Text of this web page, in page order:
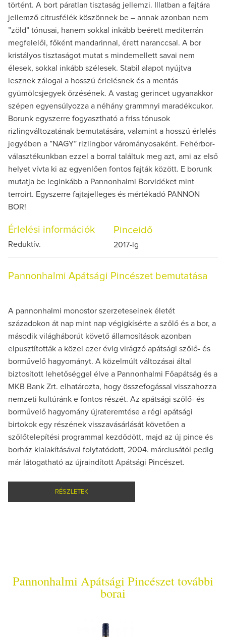
történt. A bort páratlan tisztaság jellemzi. Illatban a fajtára
jellemző citrusfélék köszönnek be – annak azonban nem
”zöld” tónusai, hanem sokkal inkább beérett mediterrán
megfelelői, főként mandarinnal, érett naranccsal. A bor
kristályos tisztaságot mutat s mindemellett savai nem
élesek, sokkal inkább szélesek. Stabil alapot nyújtva
lesznek zálogai a hosszú érlelésnek és a mentás
gyümölcsjegyek őrzésének. A vastag gerincet ugyanakkor
szépen egyensúlyozza a néhány grammnyi maradékcukor.
Borunk egyszerre fogyasztható a friss tónusok
rizlingváltozatának bemutatására, valamint a hosszú érlelés
jegyében a ”NAGY” rizlingbor várományosaként. Fehérbor-
választékunkban ezzel a borral találtuk meg azt, ami az első
helyet vívta ki az egyenlően fontos fajták között. E borunk
mutatja be leginkább a Pannonhalmi Borvidéket mint
terroirt. Egyszerre fajtajelleges és mértékadó PANNON
BOR!
Érlelési információk
Reduktív.
Pinceidő
2017-ig
Pannonhalmi Apátsági Pincészet bemutatása
A pannonhalmi monostor szerzeteseinek életét
századokon át nap mint nap végigkísérte a szőlő és a bor, a
második világháborút követő államosítások azonban
elpusztították a közel ezer évig virágzó apátsági szőlő- és
borművelő hagyományt. A közelmúlt változásai által
biztosított lehetőséggel élve a Pannonhalmi Főapátság és a
MKB Bank Zrt. elhatározta, hogy összefogással visszahozza
nemzeti kultúránk e fontos részét. Az apátsági szőlő- és
borművelő hagyomány újrateremtése a régi apátsági
birtokok egy részének visszavásárlását követően a
szőlőtelepítési programmal kezdődött, majd az új pince és
borház kialakításával folytatódott, 2004. márciusától pedig
már látogatható az újraindított Apátsági Pincészet.
RÉSZLETEK
Pannonhalmi Apátsági Pincészet további
borai